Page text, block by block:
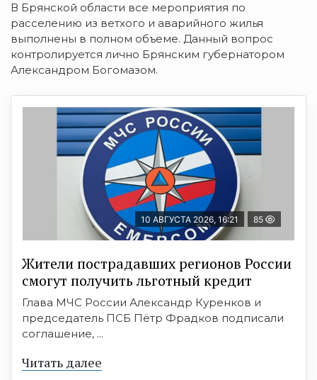
В Брянской области все мероприятия по
расселению из ветхого и аварийного жилья
выполнены в полном объеме. Данный вопрос
контролируется лично Брянским губернатором
Александром Богомазом.
10 АВГУСТА 2026, 16:21 85
Жители пострадавших регионов России
смогут получить льготный кредит
Глава МЧС России Александр Куренков и
председатель ПСБ Пётр Фрадков подписали
соглашение, ...
Читать далее